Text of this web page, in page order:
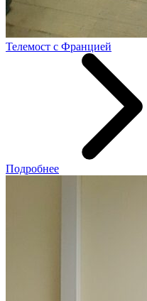
Телемост с Францией
Подробнее